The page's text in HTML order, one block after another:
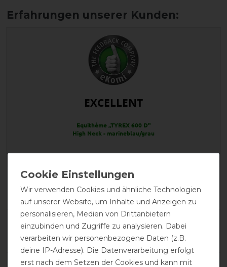
EXCELLENT
Equithème „TYREX 600 D"
High Neck - marineblau/grau
Product Reviews
2
Product Rating
4.5/5
Wir verwenden Cookies und ähnliche Technologien
auf unserer Website, um Inhalte und Anzeigen zu
personalisieren, Medien von Drittanbietern
einzubinden und Zugriffe zu analysieren. Dabei
verarbeiten wir personenbezogene Daten (z.B.
deine IP-Adresse). Die Datenverarbeitung erfolgt
erst nach dem Setzen der Cookies und kann mit